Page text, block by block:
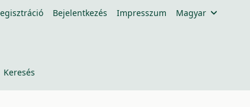
Bejelentkezés Impresszum Magyar
Keresés